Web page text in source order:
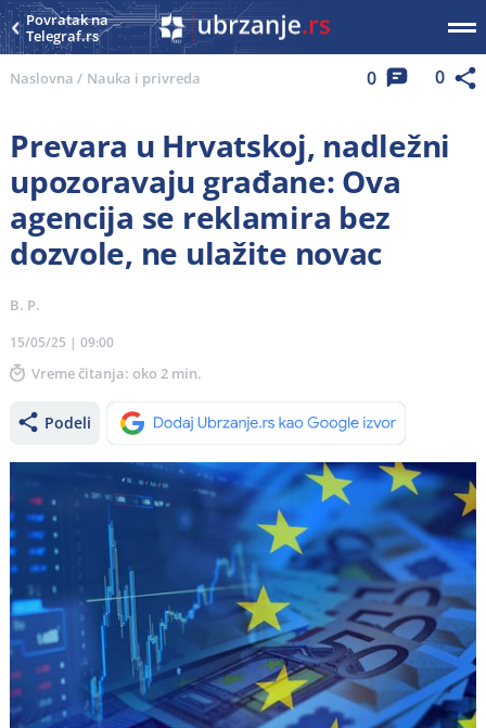
Povratak na
Telegraf.rs
Naslovna / Nauka i privreda 0 0
Prevara u Hrvatskoj, nadležni
upozoravaju građane: Ova
agencija se reklamira bez
dozvole, ne ulažite novac
B. P.
15/05/25 | 09:00
Vreme čitanja: oko 2 min.
Podeli